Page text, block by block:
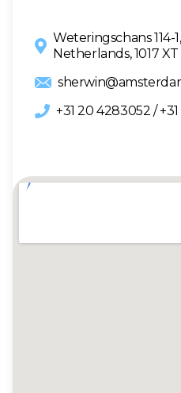
Weteringschans 114-
Netherlands, 1017 XT
+31 20 4283052 / +31